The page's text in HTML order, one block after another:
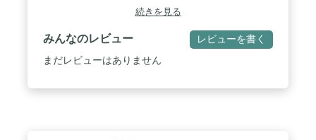
ーブル以外の充電ケーブルを用いてガーミン製品を
充電された場合、どのような原因でガーミン製品に
故障が発生したとしても保証の対象外となります。
予めご了承ください。 / スマートウォッチモード稼
働時間:約28日間+ソーラーで無制限(50,000ルクスで
続きを見る
みんなのレビュー レビューを書く
まだレビューはありません